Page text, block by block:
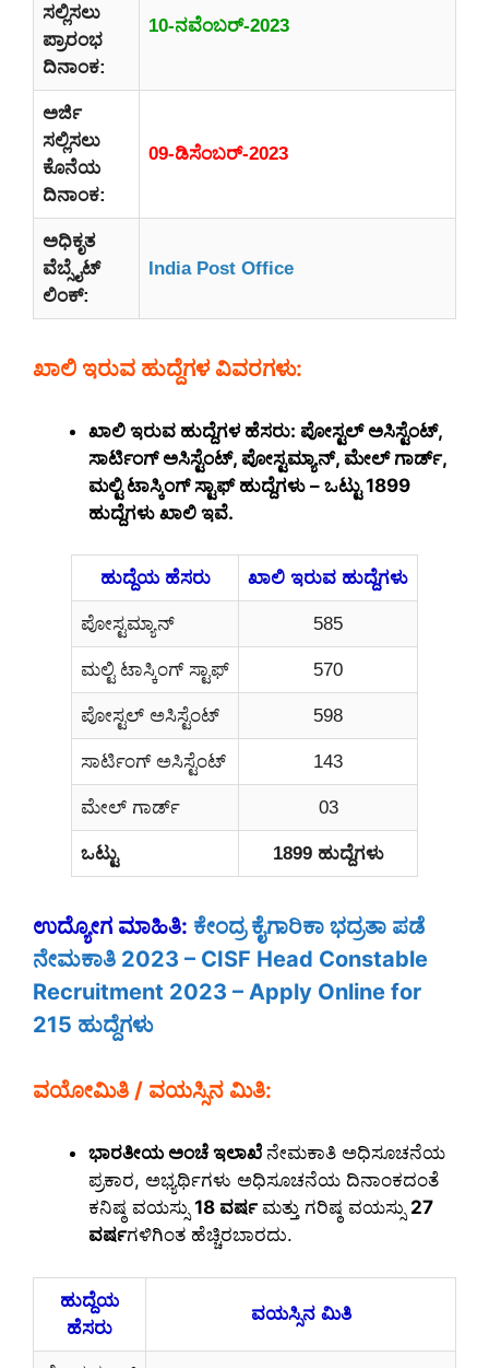
ಸಲ್ಲಿಸಲು
ಪ್ರಾರಂಭ
ದಿನಾಂಕ:
10-ನವೆಂಬರ್-2023
ಅರ್ಜಿ
ಸಲ್ಲಿಸಲು
ಕೊನೆಯ
ದಿನಾಂಕ:
09-ಡಿಸೆಂಬರ್-2023
ಅಧಿಕೃತ
ವೆಬ್ಸೈಟ್
ಲಿಂಕ್:
India Post Office
ಖಾಲಿ ಇರುವ ಹುದ್ದೆಗಳ ವಿವರಗಳು:
ಖಾಲಿ ಇರುವ ಹುದ್ದೆಗಳ ಹೆಸರು: ಪೋಸ್ಟಲ್ ಅಸಿಸ್ಟೆಂಟ್,
ಸಾರ್ಟಿಂಗ್ ಅಸಿಸ್ಟೆಂಟ್, ಪೋಸ್ಟಮ್ಯಾನ್, ಮೇಲ್ ಗಾರ್ಡ್,
ಮಲ್ಟಿ ಟಾಸ್ಕಿಂಗ್ ಸ್ಟಾಫ್ ಹುದ್ದೆಗಳು – ಒಟ್ಟು 1899
ಹುದ್ದೆಗಳು ಖಾಲಿ ಇವೆ.
ಹುದ್ದೆಯ ಹೆಸರು ಖಾಲಿ ಇರುವ ಹುದ್ದೆಗಳು
ಪೋಸ್ಟಮ್ಯಾನ್ 585
ಮಲ್ಟಿ ಟಾಸ್ಕಿಂಗ್ ಸ್ಟಾಫ್ 570
ಪೋಸ್ಟಲ್ ಅಸಿಸ್ಟೆಂಟ್ 598
ಸಾರ್ಟಿಂಗ್ ಅಸಿಸ್ಟೆಂಟ್ 143
ಮೇಲ್ ಗಾರ್ಡ್ 03
ಒಟ್ಟು 1899 ಹುದ್ದೆಗಳು
ಉದ್ಯೋಗ ಮಾಹಿತಿ: ಕೇಂದ್ರ ಕೈಗಾರಿಕಾ ಭದ್ರತಾ ಪಡೆ
ನೇಮಕಾತಿ 2023 – CISF Head Constable
Recruitment 2023 – Apply Online for
215 ಹುದ್ದೆಗಳು
ವಯೋಮಿತಿ / ವಯಸ್ಸಿನ ಮಿತಿ:
ಭಾರತೀಯ ಅಂಚೆ ಇಲಾಖೆ ನೇಮಕಾತಿ ಅಧಿಸೂಚನೆಯ
ಪ್ರಕಾರ, ಅಭ್ಯರ್ಥಿಗಳು ಅಧಿಸೂಚನೆಯ ದಿನಾಂಕದಂತೆ
ಕನಿಷ್ಠ ವಯಸ್ಸು 18 ವರ್ಷ ಮತ್ತು ಗರಿಷ್ಠ ವಯಸ್ಸು 27
ವರ್ಷಗಳಿಗಿಂತ ಹೆಚ್ಚಿರಬಾರದು.
ಹುದ್ದೆಯ
ಹೆಸರು
ವಯಸ್ಸಿನ ಮಿತಿ